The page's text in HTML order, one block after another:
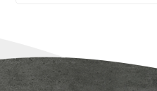
أو العلبة مباشرةً إذا توقف المقبض عن
(وهو أمر شائع مع السلاسل